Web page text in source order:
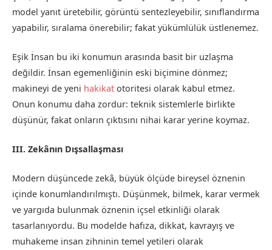
model yanıt üretebilir, görüntü sentezleyebilir, sınıflandırma
yapabilir, sıralama önerebilir; fakat yükümlülük üstlenemez.
Eşik İnsan bu iki konumun arasında basit bir uzlaşma
değildir. İnsan egemenliğinin eski biçimine dönmez;
makineyi de yeni hakikat otoritesi olarak kabul etmez.
Onun konumu daha zordur: teknik sistemlerle birlikte
düşünür, fakat onların çıktısını nihai karar yerine koymaz.
III. Zekânın Dışsallaşması
Modern düşüncede zekâ, büyük ölçüde bireysel öznenin
içinde konumlandırılmıştı. Düşünmek, bilmek, karar vermek
ve yargıda bulunmak öznenin içsel etkinliği olarak
tasarlanıyordu. Bu modelde hafıza, dikkat, kavrayış ve
muhakeme insan zihninin temel yetileri olarak